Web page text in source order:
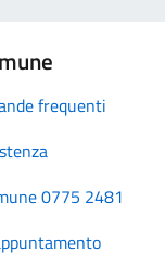
frequenti
0775 2481